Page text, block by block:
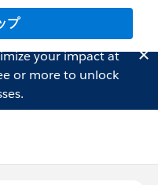
プ
your impact at
or more to unlock